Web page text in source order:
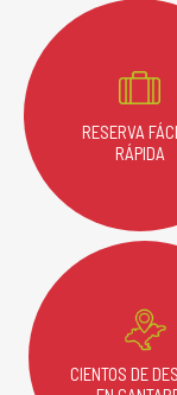
RESERVA
RÁPIDA
CIENTOS DE